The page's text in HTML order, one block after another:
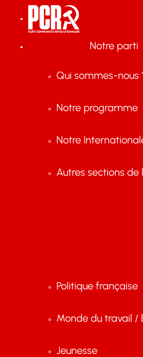
Notre parti
Qui sommes-nous
Notre programme
Notre
Autres sections de
Politique française
Monde du travail /
Jeunesse